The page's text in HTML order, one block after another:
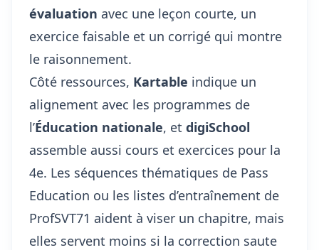
évaluation avec une leçon courte, un
exercice faisable et un corrigé qui montre
le raisonnement.
Côté ressources, Kartable indique un
alignement avec les programmes de
l’Éducation nationale, et digiSchool
assemble aussi cours et exercices pour la
4e. Les séquences thématiques de Pass
Education ou les listes d’entraînement de
ProfSVT71 aident à viser un chapitre, mais
elles servent moins si la correction saute